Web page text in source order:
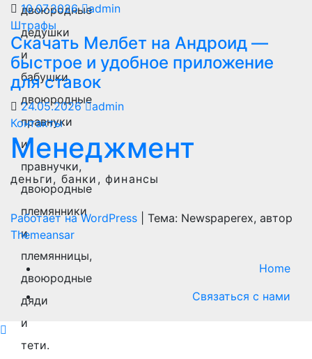
двоюродные
дедушки
и
бабушки,
двоюродные
правнуки
и
правнучки,
двоюродные
племянники
и
племянницы,
двоюродные
дяди
и
тети.
10.07.2026 admin
Штрафы
Скачать Мелбет на Андроид —
быстрое и удобное приложение
для ставок
24.05.2026 admin
Контакты
Менеджмент
деньги, банки, финансы
Работает на WordPress
Тема: Newspaperex, автор
Themeansar
Home
Связаться с нами